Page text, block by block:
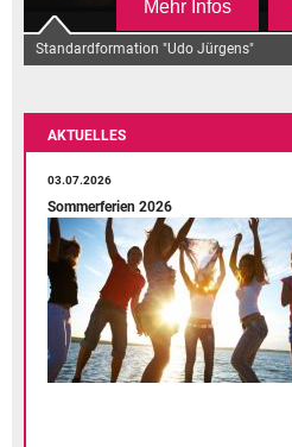
Standardformation "Udo Jürgens"
AKTUELLES
03.07.2026
Sommerferien 2026